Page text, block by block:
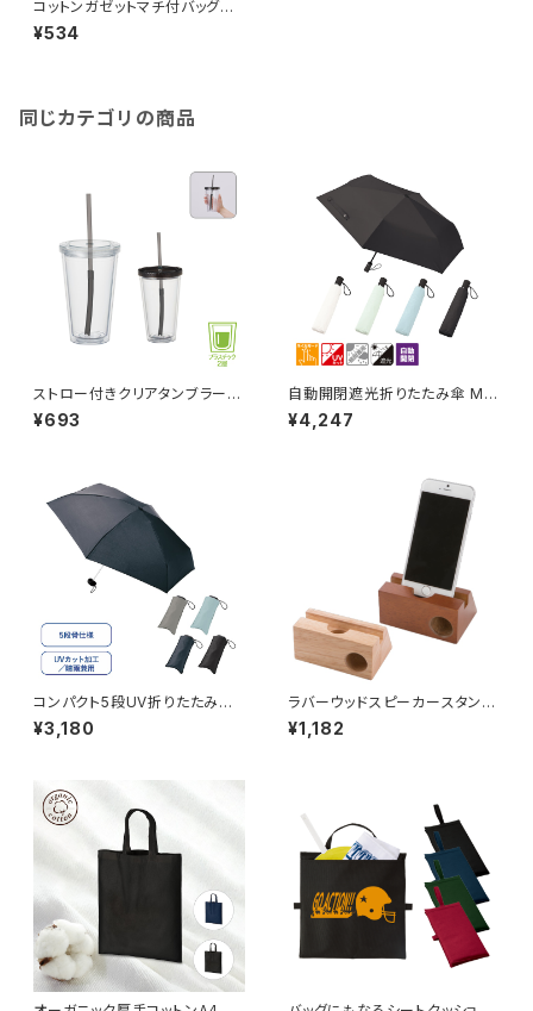
コットンガゼットマチ付バッグ
（L）ブラック MG
¥534
同じカテゴリの商品
ストロー付きクリアタンブラー
MG
¥693
自動開閉遮光折りたたみ傘 MG
（スムーズ収納タイプ）
¥4,247
コンパクト5段UV折りたたみ傘
MG
¥3,180
ラバーウッドスピーカースタン
ド シングルホーン MG
¥1,182